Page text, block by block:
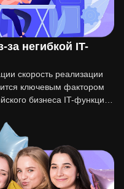
за негибкой IT-
скорость реализации
ключевым фактором
бизнеса IT-функция
напрямую влияет на